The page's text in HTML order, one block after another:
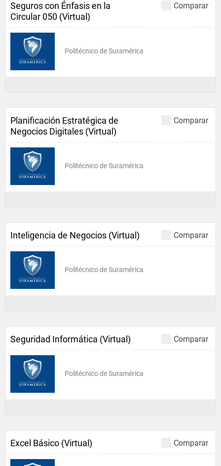
Comparar
Seguros con Énfasis en la
Circular 050 (Virtual)
Politécnico de Suramérica
Comparar
Planificación Estratégica de
Negocios Digitales (Virtual)
Politécnico de Suramérica
Comparar
Inteligencia de Negocios (Virtual)
Politécnico de Suramérica
Comparar
Seguridad Informática (Virtual)
Politécnico de Suramérica
Comparar
Excel Básico (Virtual)